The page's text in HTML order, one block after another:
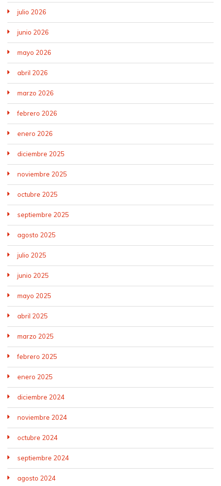
julio 2026
junio 2026
mayo 2026
abril 2026
marzo 2026
febrero 2026
enero 2026
diciembre 2025
noviembre 2025
octubre 2025
septiembre 2025
agosto 2025
julio 2025
junio 2025
mayo 2025
abril 2025
marzo 2025
febrero 2025
enero 2025
diciembre 2024
noviembre 2024
octubre 2024
septiembre 2024
agosto 2024